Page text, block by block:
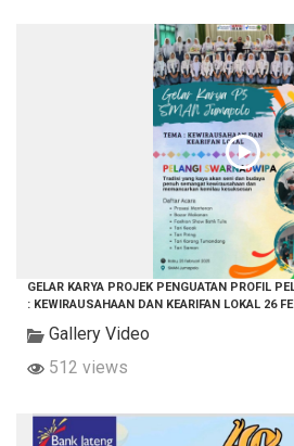
GELAR KARYA PROJEK PENGUATAN PROFIL
: KEWIRAUSAHAAN DAN KEARIFAN LOKAL 26
Gallery Video
512 views